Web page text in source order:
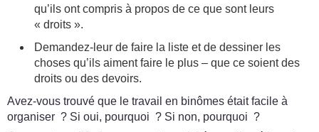
qu’ils ont compris à propos de ce que sont leurs
« droits ».
Demandez-leur de faire la liste et de dessiner les
choses qu’ils aiment faire le plus – que ce soient des
droits ou des devoirs.
Avez-vous trouvé que le travail en binômes était facile à
organiser ? Si oui, pourquoi ? Si non, pourquoi ?